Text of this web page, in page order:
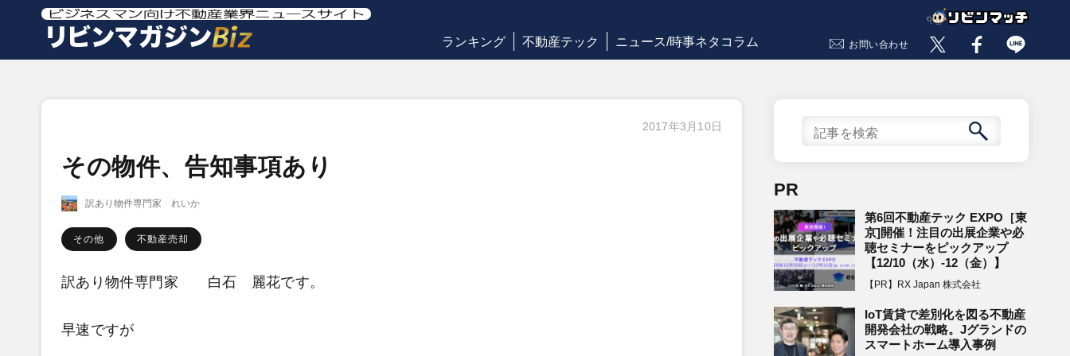
ランキング 不動産テック ニュース/時事ネタコラム お問い合わせ
2017年3月10日
その物件、告知事項あり
訳あり物件専門家 れいか
その他 不動産売却
訳あり物件専門家 白石 麗花です。
早速ですが
PR
第6回不動産テック EXPO［東
京]開催！注目の出展企業や必
聴セミナーをピックアップ
【12/10（水）-12（金）】
【PR】RX Japan 株式会社
IoT賃貸で差別化を図る不動産
開発会社の戦略。Jグランドの
スマートホーム導入事例